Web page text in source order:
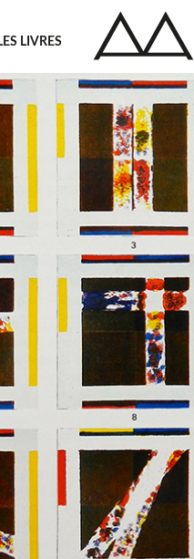
LES LIVRES